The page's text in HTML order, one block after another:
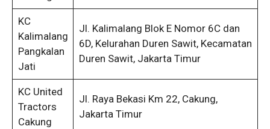
KC
Kalimalang
Pangkalan
Jati
Jl. Kalimalang Blok E Nomor 6C dan
6D, Kelurahan Duren Sawit, Kecamatan
Duren Sawit, Jakarta Timur
KC United
Tractors
Cakung
Jl. Raya Bekasi Km 22, Cakung,
Jakarta Timur